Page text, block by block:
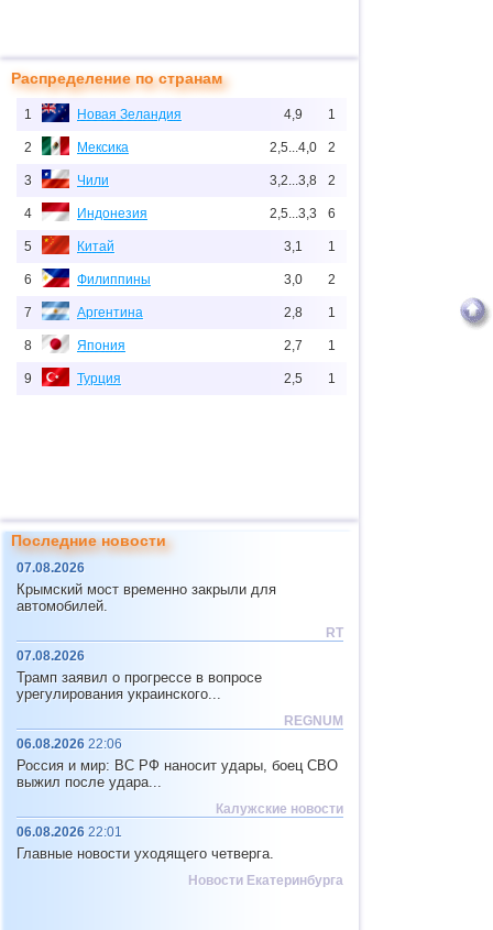
Распределение по странам
1 Новая Зеландия 4,9 1
2 Мексика 2,5...4,0 2
3 Чили 3,2...3,8 2
4 Индонезия 2,5...3,3 6
5 Китай 3,1 1
6 Филиппины 3,0 2
7 Аргентина 2,8 1
8 Япония 2,7 1
9 Турция 2,5 1
Последние новости
07.08.2026
Крымский мост временно закрыли для
автомобилей.
RT
07.08.2026
Трамп заявил о прогрессе в вопросе
урегулирования украинского...
REGNUM
06.08.2026 22:06
Россия и мир: ВС РФ наносит удары, боец СВО
выжил после удара...
Калужские новости
06.08.2026 22:01
Главные новости уходящего четверга.
Новости Екатеринбурга